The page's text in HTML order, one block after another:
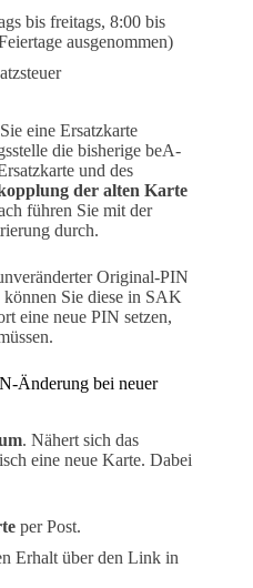
bis freitags, 8:00 bis
ausgenommen)
eine Ersatzkarte
die bisherige beA-
und des
der alten Karte
führen Sie mit der
durch.
Original-PIN
Sie diese in SAK
eine neue PIN setzen,
Änderung bei neuer
. Nähert sich das
eine neue Karte. Dabei
per Post.
Erhalt über den Link in